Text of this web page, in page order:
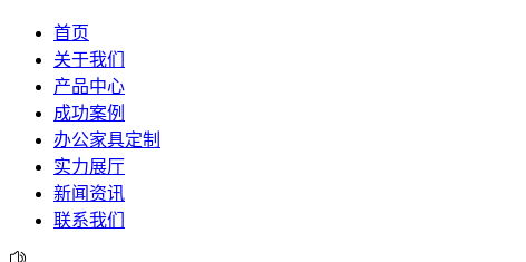
首页
关于我们
产品中心
成功案例
办公家具定制
实力展厅
新闻资讯
联系我们